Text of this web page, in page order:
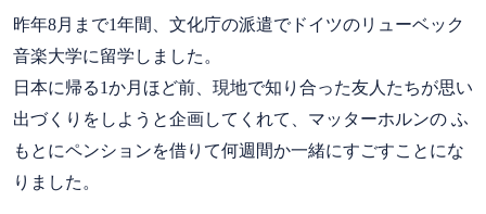
昨年8月まで1年間、文化庁の派遣でドイツのリューベック
音楽大学に留学しました。
日本に帰る1か月ほど前、現地で知り合った友人たちが思い
出づくりをしようと企画してくれて、マッターホルンの ふ
もとにペンションを借りて何週間か一緒にすごすことにな
りました。